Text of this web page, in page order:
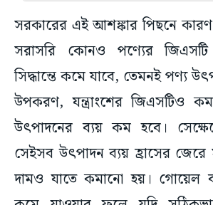
সরকারের এই আশঙ্কার পিছনে কারণ
সরাসরি কোনও পণ্যের
সিদ্ধান্তে কমে যাবে, তেমনই পণ্য
উপকরণ, যন্ত্রাংশের জিএসটিও
উৎপাদনের ব্যয় কম হবে।
সেইসব উৎপাদন ব্যয় হ্রাসের জেরে
দামও যাতে কমানো হয়।